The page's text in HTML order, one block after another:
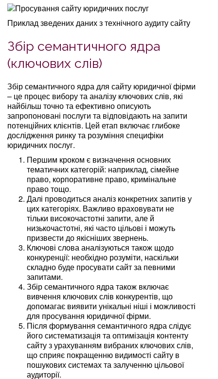
Приклад зведених даних з технічного аудиту сайту
Збір семантичного ядра
(ключових слів)
Збір семантичного ядра для сайту юридичної фірми
– це процес вибору та аналізу ключових слів, які
найбільш точно та ефективно описують
запропоновані послуги та відповідають на запити
потенційних клієнтів. Цей етап включає глибоке
дослідження ринку та розуміння специфіки
юридичних послуг.
Першим кроком є визначення основних
тематичних категорій: наприклад, сімейне
право, корпоративне право, кримінальне
право тощо.
Далі проводиться аналіз конкретних запитів у
цих категоріях. Важливо враховувати не
тільки високочастотні запити, але й
низькочастотні, які часто цільові і можуть
призвести до якісніших звернень.
Ключові слова аналізуються також щодо
конкуренції: необхідно розуміти, наскільки
складно буде просувати сайт за певними
запитами.
Збір семантичного ядра також включає
вивчення ключових слів конкурентів, що
допомагає виявити унікальні ніші і можливості
для просування юридичної фірми.
Після формування семантичного ядра слідує
його систематизація та оптимізація контенту
сайту з урахуванням вибраних ключових слів,
що сприяє покращенню видимості сайту в
пошукових системах та залученню цільової
аудиторії.